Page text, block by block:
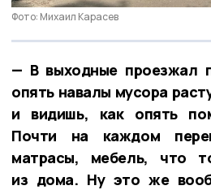
Фото: Михаил Карасев
— В выходные проезжал
опять навалы мусора
и видишь, как опять
Почти на каждом
матрасы, мебель, что
из дома. Ну это же